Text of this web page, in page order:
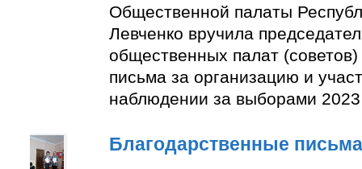
Общественной палаты
Левченко вручила
общественных палат
письма за организацию и
наблюдении за выборами 2023
Благодарственные письма